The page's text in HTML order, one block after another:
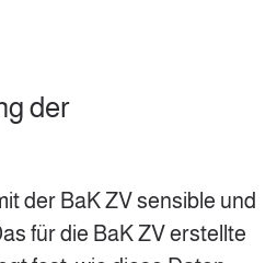
der
der BaK ZV sensible und
für die BaK ZV erstellte